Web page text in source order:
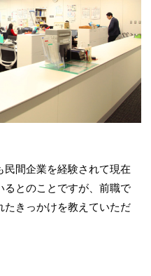
間企業を経験されて現在
るとのことですが、前職で
たきっかけを教えていただ